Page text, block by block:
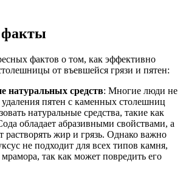
факты
фактов о том, как эффективно
от въевшейся грязи и пятен:
натуральных средств: Многие люди не
удаления пятен с каменных столешниц
натуральные средства, такие как
обладает абразивными свойствами, а
растворять жир и грязь. Однако важно
не подходит для всех типов камня,
так как может повредить его